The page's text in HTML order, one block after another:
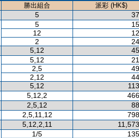
勝出組合
派彩 (HK$)
5
5
12
2
5,12
5,12
2,5
2,12
5,12
5,12,2
2,5,12
2,5,11,12
5,12,2,11
1/5